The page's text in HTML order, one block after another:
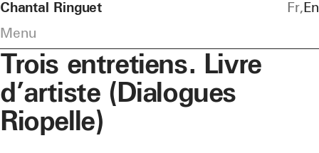
Chantal Ringuet
Menu
Fr En
Trois entretiens. Livre
d’artiste (Dialogues
Riopelle)